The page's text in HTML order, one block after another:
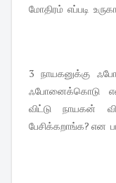
மோதிரம் எப்படி
3 நாயகனுக்கு
ஃபோனைக்கொடு
விட்டு நாயகன்
பேசிக்கறாங்க? என